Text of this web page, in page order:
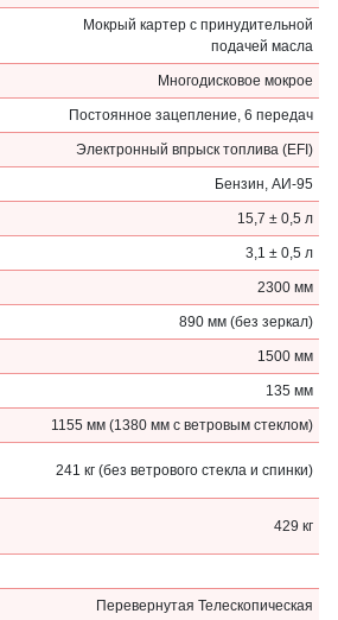
Мокрый картер с принудительной
подачей масла
Многодисковое мокрое
Постоянное зацепление, 6 передач
Электронный впрыск топлива (EFI)
Бензин, АИ-95
15,7 ± 0,5 л
3,1 ± 0,5 л
2300 мм
890 мм (без зеркал)
1500 мм
135 мм
1155 мм (1380 мм с ветровым стеклом)
241 кг (без ветрового стекла и спинки)
429 кг
Перевернутая Телескопическая